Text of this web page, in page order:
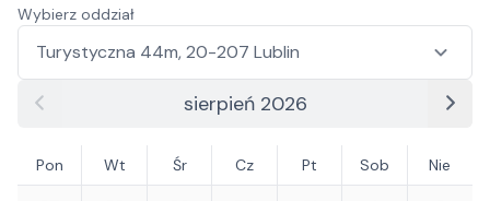
Wybierz oddział
sierpień 2026
Pon Wt Śr Cz Pt Sob Nie